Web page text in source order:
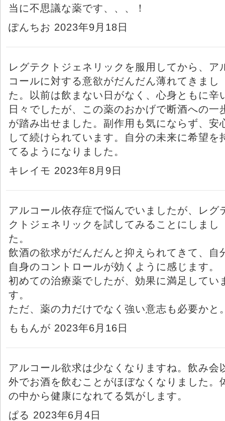
当に不思議な薬です、、、！
ぽんちお 2023年9月18日
レグテクトジェネリックを服用してから、ア
コールに対する意欲がだんだん薄れてきまし
た。以前は飲まない日がなく、心身ともに辛
日々でしたが、この薬のおかげで断酒への一
が踏み出せました。副作用も気にならず、安
して続けられています。自分の未来に希望を
てるようになりました。
キレイモ 2023年8月9日
アルコール依存症で悩んでいましたが、レグ
クトジェネリックを試してみることにしまし
た。
飲酒の欲求がだんだんと抑えられてきて、自
自身のコントロールが効くように感じます。
初めての治療薬でしたが、効果に満足してい
す。
ただ、薬の力だけでなく強い意志も必要かと
ももんが 2023年6月16日
アルコール欲求は少なくなりますね。飲み会
外でお酒を飲むことがほぼなくなりました。
の中から健康になれてる気がします。
ぱる 2023年6月4日